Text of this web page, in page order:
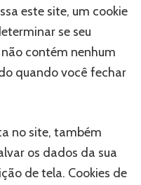
este site, um cookie
se seu
contém nenhum
quando você fechar
no site, também
os dados da sua
de tela. Cookies de